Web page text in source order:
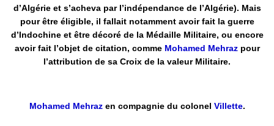
d’Algérie et s’acheva par l’indépendance de l’Algérie). Mais
pour être éligible, il fallait notamment avoir fait la guerre
d’Indochine et être décoré de la Médaille Militaire, ou encore
avoir fait l’objet de citation, comme Mohamed Mehrazpour
l’attribution de sa Croix de la valeur Militaire.
Mohamed Mehrazen compagnie du colonel Villette.